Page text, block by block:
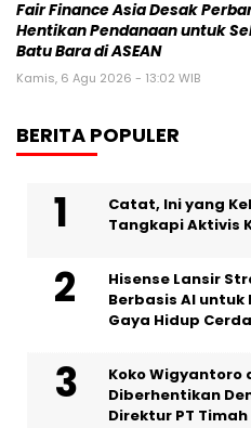
Fair Finance Asia Desak
Hentikan Pendanaan untuk
Batu Bara di ASEAN
Kamis, 6 Agu 2026 - 13:02 WIB
BERITA POPULER
Catat, Ini yang
Tangkapi Aktivis
Hisense Lansir
Berbasis AI untuk
Gaya Hidup
Koko Wigyantoro
Diberhentikan
Direktur PT